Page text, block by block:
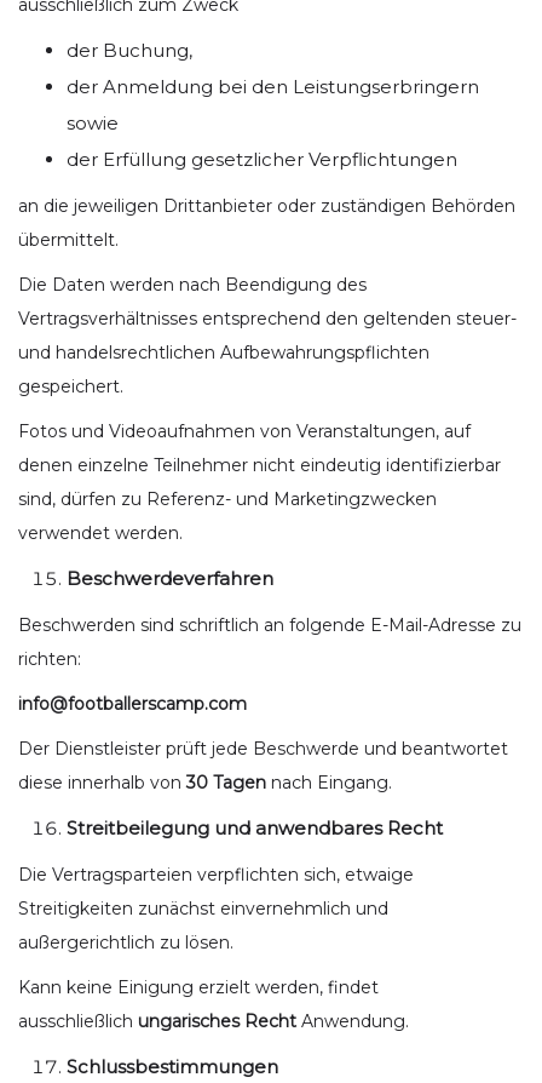
ausschließlich zum Zweck
der Buchung,
der Anmeldung bei den Leistungserbringern
sowie
der Erfüllung gesetzlicher Verpflichtungen
an die jeweiligen Drittanbieter oder zuständigen Behörden
übermittelt.
Die Daten werden nach Beendigung des
Vertragsverhältnisses entsprechend den geltenden steuer-
und handelsrechtlichen Aufbewahrungspflichten
gespeichert.
Fotos und Videoaufnahmen von Veranstaltungen, auf
denen einzelne Teilnehmer nicht eindeutig identifizierbar
sind, dürfen zu Referenz- und Marketingzwecken
verwendet werden.
Beschwerdeverfahren
Beschwerden sind schriftlich an folgende E-Mail-Adresse zu
richten:
info@footballerscamp.com
Der Dienstleister prüft jede Beschwerde und beantwortet
diese innerhalb von30 Tagen nach Eingang.
Streitbeilegung und anwendbares Recht
Die Vertragsparteien verpflichten sich, etwaige
Streitigkeiten zunächst einvernehmlich und
außergerichtlich zu lösen.
Kann keine Einigung erzielt werden, findet
ausschließlich ungarisches Recht Anwendung.
Schlussbestimmungen